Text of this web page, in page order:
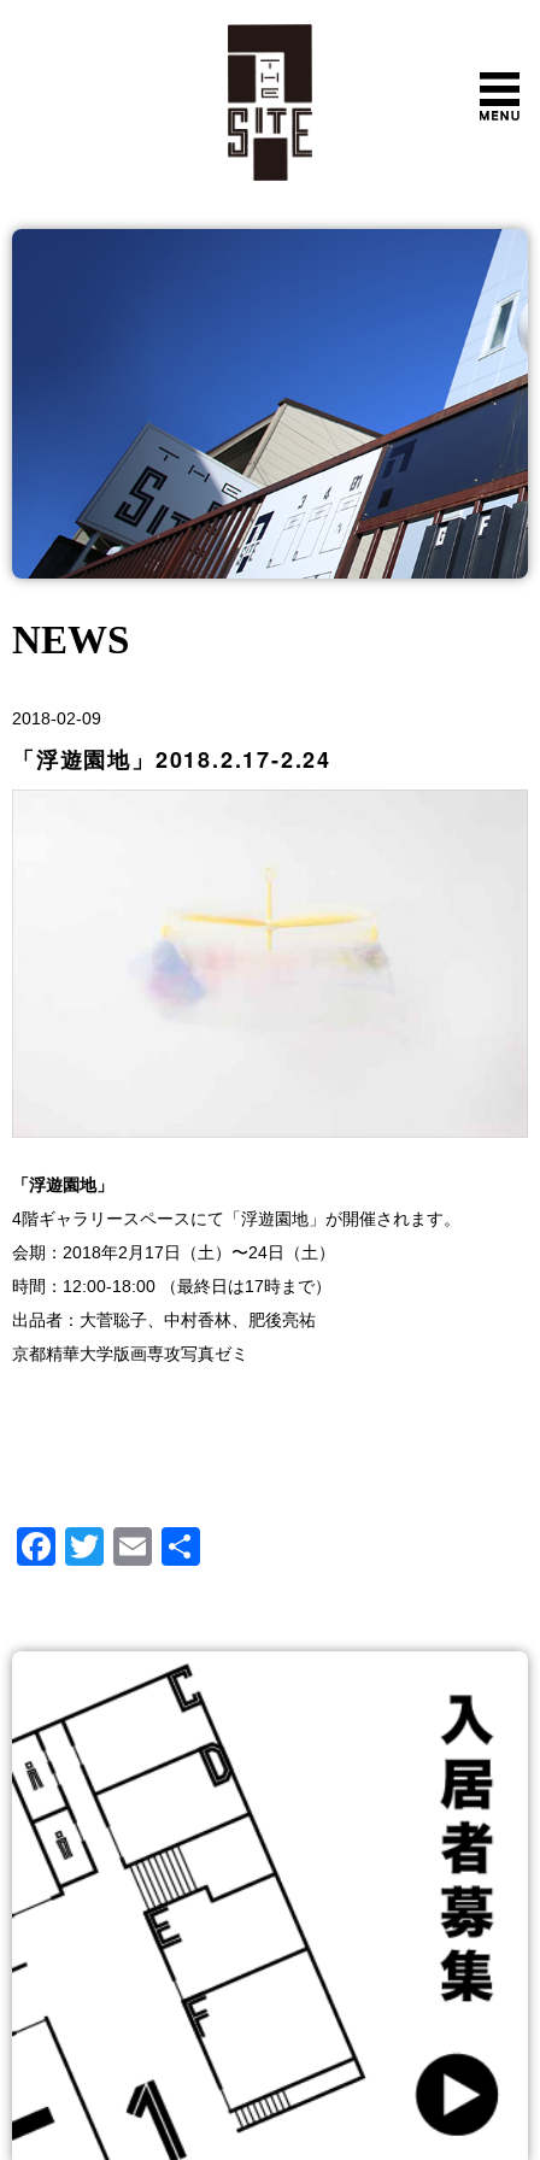
NEWS
2018-02-09
「浮遊園地」2018.2.17-2.24
「浮遊園地」
4階ギャラリースペースにて「浮遊園地」が開催されます。
会期：2018年2月17日（土）〜24日（土）
時間：12:00-18:00 （最終日は17時まで）
出品者：大菅聡子、中村香林、肥後亮祐
京都精華大学版画専攻写真ゼミ
Facebook
TwitterEmail